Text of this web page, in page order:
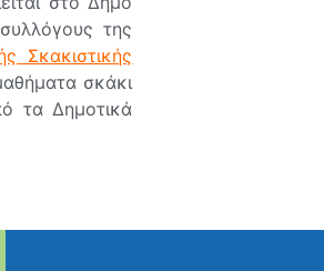
της
Σκακιστικής
σκάκι
τα Δημοτικά